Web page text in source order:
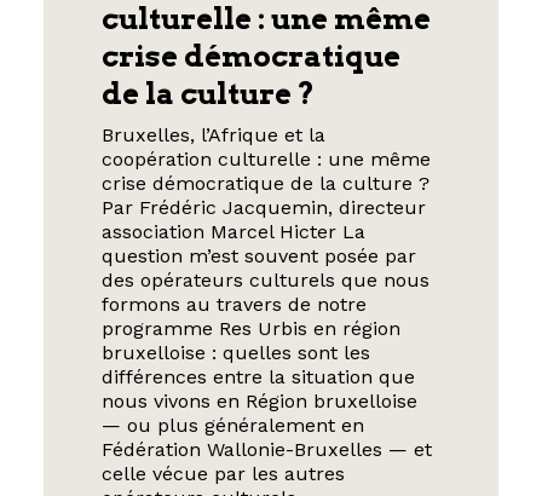
culturelle : une même
crise démocratique
de la culture ?
Bruxelles, l’Afrique et la
coopération culturelle : une même
crise démocratique de la culture ?
Par Frédéric Jacquemin, directeur
association Marcel Hicter La
question m’est souvent posée par
des opérateurs culturels que nous
formons au travers de notre
programme Res Urbis en région
bruxelloise : quelles sont les
différences entre la situation que
nous vivons en Région bruxelloise
— ou plus généralement en
Fédération Wallonie-Bruxelles — et
celle vécue par les autres